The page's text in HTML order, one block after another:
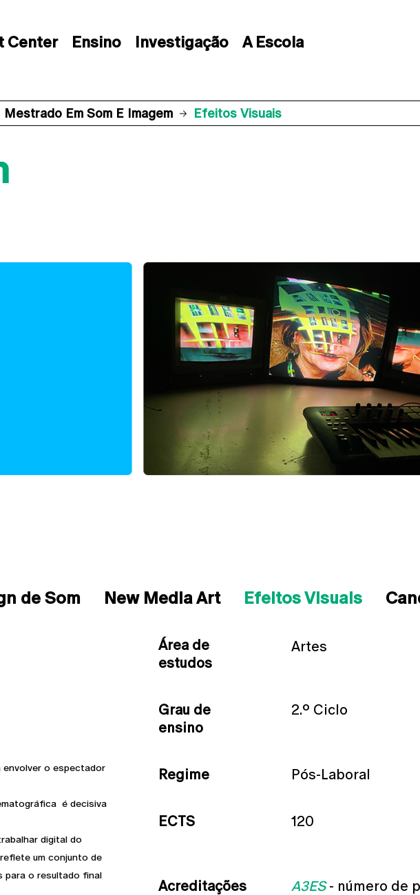
Center Ensino Investigação A Escola
Mestrado Em Som E Imagem Efeitos Visuais
de Som New Media Art Efeitos Visuais
envolver o espectador
é decisiva
digital do
um conjunto de
para o resultado final
Área de
estudos
Artes
Grau de
ensino
2.º Ciclo
Regime Pós-Laboral
ECTS 120
Acreditações A3ES - número de